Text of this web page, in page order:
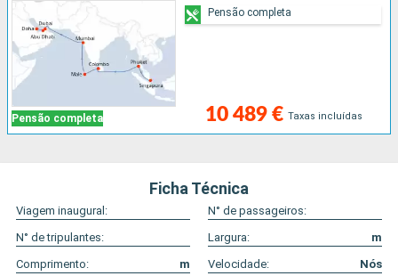
Pensão completa 10 489 € Taxas incluídas
Pensão completa
Ficha Técnica
Viagem inaugural:
N° de passageiros:
N° de tripulantes:
Largura:
m
Comprimento:
m Velocidade: Nós